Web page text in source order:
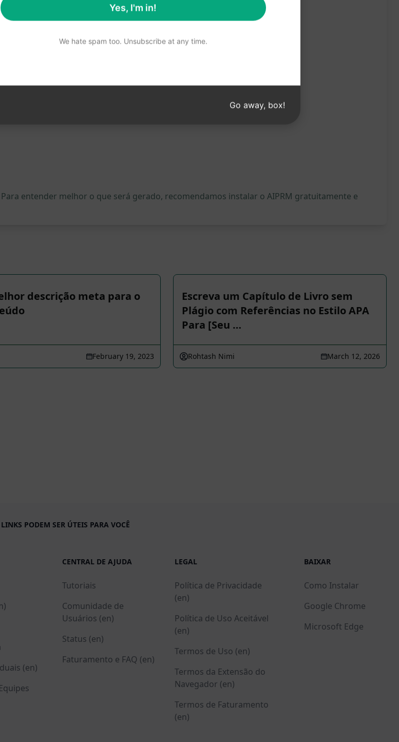
entender melhor o que será gerado, recomendamos instalar o AIPRM gratuitamente e
descrição meta para o
February 19, 2023
Escreva um Capítulo de Livro sem
Plágio com Referências no Estilo APA
Para [Seu …
Rohtash Nimi March 12, 2026
LINKS PODEM SER ÚTEIS PARA VOCÊ
(en)
CENTRAL DE AJUDA
Tutoriais
Comunidade de
Usuários (en)
Status (en)
Faturamento e FAQ (en)
LEGAL
Política de Privacidade
(en)
Política de Uso Aceitável
(en)
Termos de Uso (en)
Termos da Extensão do
Navegador (en)
Termos de Faturamento
(en)
BAIXAR
Como Instalar
Google Chrome
Microsoft Edge
Yes, I'm in!
We hate spam too. Unsubscribe at any time.
Go away, box!